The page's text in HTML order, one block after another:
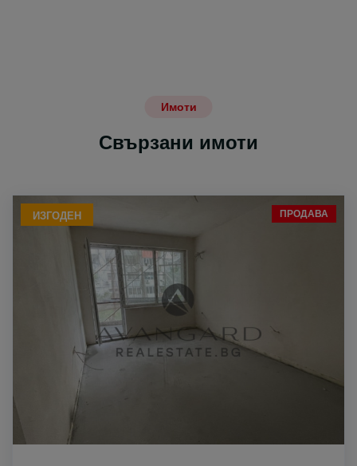
Имоти
Свързани имоти
ПРОДАВА
ИЗГОДЕН